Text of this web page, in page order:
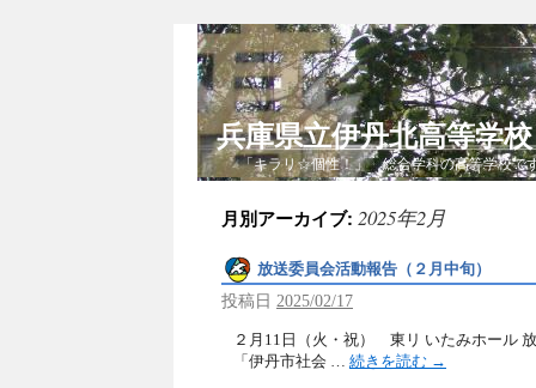
兵庫県立伊丹北高等学
「キラリ☆個性！」 総合学科の高等学校で
月別アーカイブ: 2025年2月
放送委員会活動報告（２月中旬）
投稿日 2025/02/17
２月11日（火・祝） 東リ いたみホール
「伊丹市社会 … 続きを読む →